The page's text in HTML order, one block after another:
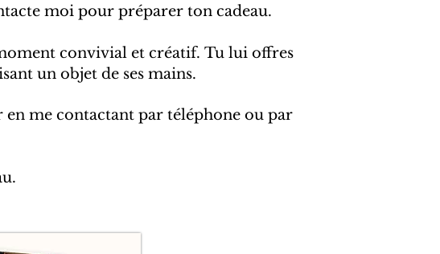
moi pour préparer ton cadeau.
convivial et créatif. Tu lui offres
un objet de ses mains.
me contactant par téléphone ou par